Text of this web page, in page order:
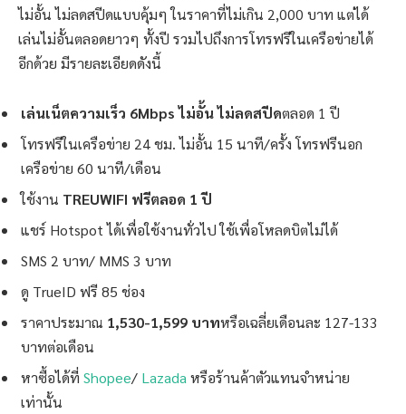
ไม่อั้น ไม่ลดสปีดแบบคุ้มๆ ในราคาที่ไม่เกิน 2,000 บาท แต่ได้
เล่นไม่อั้นตลอดยาวๆ ทั้งปี รวมไปถึงการโทรฟรีในเครือข่ายได้
อีกด้วย มีรายละเอียดดังนี้
เล่นเน็ตความเร็ว 6Mbps ไม่อั้น ไม่ลดสปีดตลอด 1 ปี
โทรฟรีในเครือข่าย 24 ชม. ไม่อั้น 15 นาที/ครั้ง โทรฟรีนอก
เครือข่าย 60 นาที/เดือน
ใช้งาน TREUWIFI ฟรีตลอด 1 ปี
แชร์ Hotspot ได้เพื่อใช้งานทั่วไป ใช้เพื่อโหลดบิตไม่ได้
SMS 2 บาท/ MMS 3 บาท
ดู TrueID ฟรี 85 ช่อง
ราคาประมาณ 1,530-1,599 บาทหรือเฉลี่ยเดือนละ 127-133
บาทต่อเดือน
หาซื้อได้ที่ Shopee/ Lazadaหรือร้านค้าตัวแทนจำหน่าย
เท่านั้น